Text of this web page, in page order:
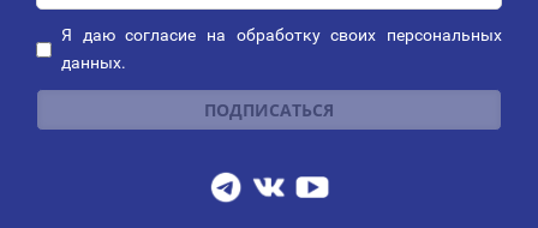
Я даюсогласие на обработку своих персональных
данных.